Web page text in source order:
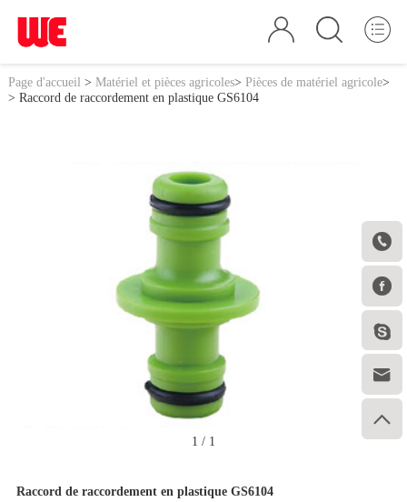





Page d'accueil > Matériel et pièces agricoles> Pièces de matériel agricole>
> Raccord de raccordement en plastique GS6104
1 / 1
Raccord de raccordement en plastique GS6104